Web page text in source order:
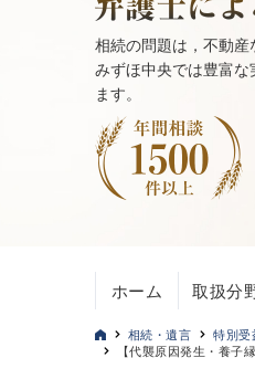
相続の問題は，不動産
みずほ中央では豊富
ます。
ホーム 取扱分
相続・遺言 特別受
【代襲原因発生・養子